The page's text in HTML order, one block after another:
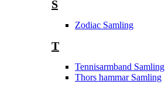
S
Zodiac Samling
T
Tennisarmband Samling
Thors hammar Samling